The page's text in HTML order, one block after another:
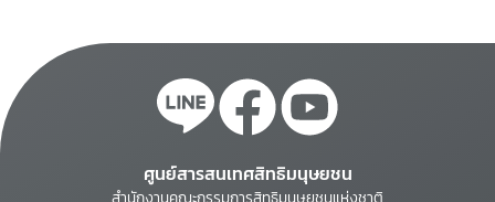
ศูนย์สารสนเทศสิทธิมนุษยชน